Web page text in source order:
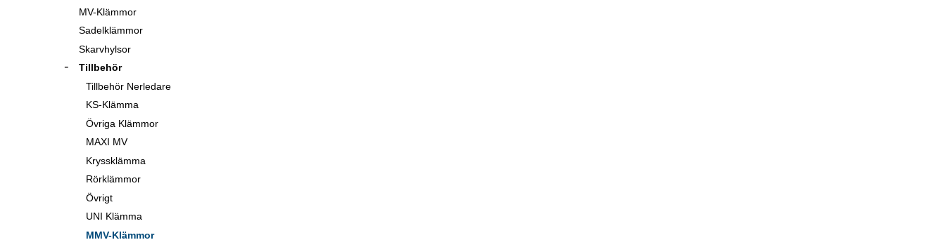
MV-Klämmor
Sadelklämmor
Skarvhylsor
Tillbehör
Tillbehör Nerledare
KS-Klämma
Övriga Klämmor
MAXI MV
Kryssklämma
Rörklämmor
Övrigt
UNI Klämma
MMV-Klämmor